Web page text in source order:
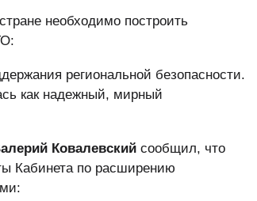
необходимо построить
региональной безопасности.
как надежный, мирный
Ковалевский сообщил, что
Кабинета по расширению